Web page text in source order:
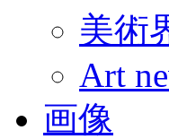
美術
Art
画像